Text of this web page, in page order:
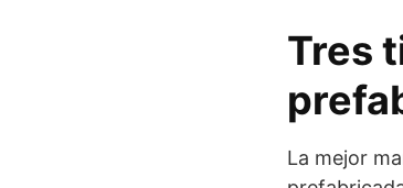
Tres
La mejor